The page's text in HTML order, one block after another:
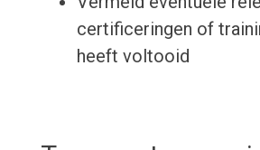
certificeringen of
heeft voltooid